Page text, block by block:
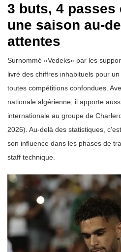
3 buts, 4 passes
une saison au-
attentes
Surnommé «Vedeks» par les
livré des chiffres inhabituels pour
toutes compétitions confondues.
nationale algérienne, il apporte
internationale au groupe de
2026). Au-delà des statistiques,
son influence dans les phases de
staff technique.